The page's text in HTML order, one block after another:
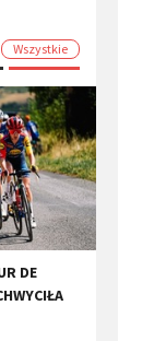
Wszystkie
DE